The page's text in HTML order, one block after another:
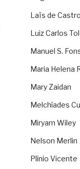
Laïs de Castro
Luiz Carlos
Manuel S.
Maria Helena
Mary Zaidan
Melchíades
Miryam Wiley
Nelson Merlin
Plínio Vicente